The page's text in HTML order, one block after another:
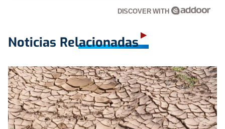
DISCOVER WITH
Noticias Relacionadas